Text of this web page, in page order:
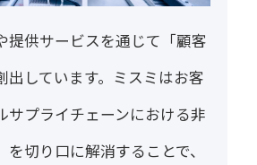
提供サービスを通じて「顧客
出しています。ミスミはお客
サプライチェーンにおける非
切り口に解消することで、